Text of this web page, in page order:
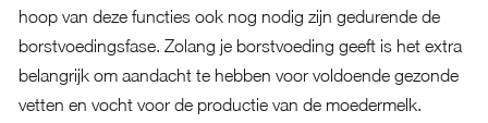
hoop van deze functies ook nog nodig zijn gedurende de
borstvoedingsfase. Zolang je borstvoeding geeft is het extra
belangrijk om aandacht te hebben voor voldoende gezonde
vetten en vocht voor de productie van de moedermelk.